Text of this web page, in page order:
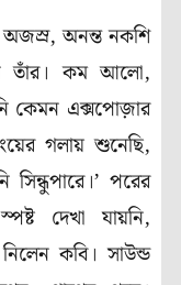
অজস্র,অনন্ত নকশি
তাঁর। কম আলো,
কেমন এক্সপোজ়ার
গলায় শুনেছি,
সিন্ধুপারে।’পরের
স্পষ্ট দেখা যায়নি,
কবি। সাউন্ড